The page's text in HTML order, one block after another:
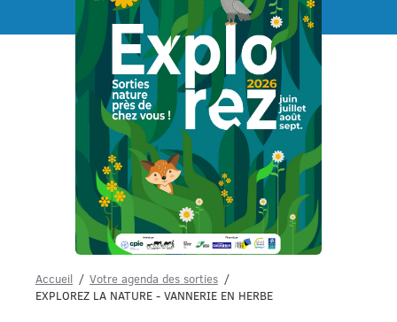
Menu
Accueil
Votre agenda des sorties
EXPLOREZ LA NATURE - VANNERIE EN HERBE